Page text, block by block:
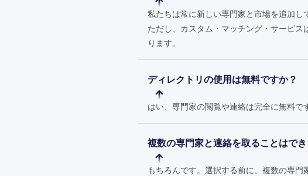
私たちは常に新しい専門家と市場を追加し
ただし、カスタム・マッチング・サービ
ります。
ディレクトリの使用は無料ですか？
はい、専門家の閲覧や連絡は完全に無料で
複数の専門家と連絡を取ることはでき
もちろんです。選択する前に、複数の専門